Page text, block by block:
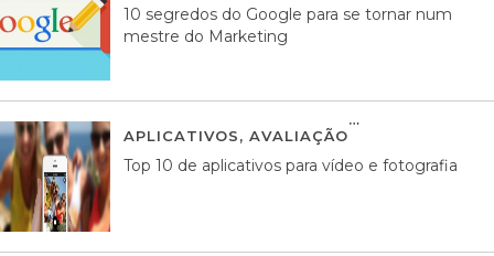
10 segredos do Google para se tornar num
mestre do Marketing
APLICATIVOS, AVALIAÇÃO
Top 10 de aplicativos para vídeo e fotografia